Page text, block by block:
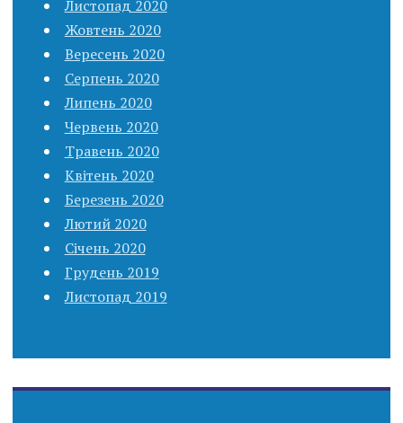
Листопад 2020
Жовтень 2020
Вересень 2020
Серпень 2020
Липень 2020
Червень 2020
Травень 2020
Квітень 2020
Березень 2020
Лютий 2020
Січень 2020
Грудень 2019
Листопад 2019